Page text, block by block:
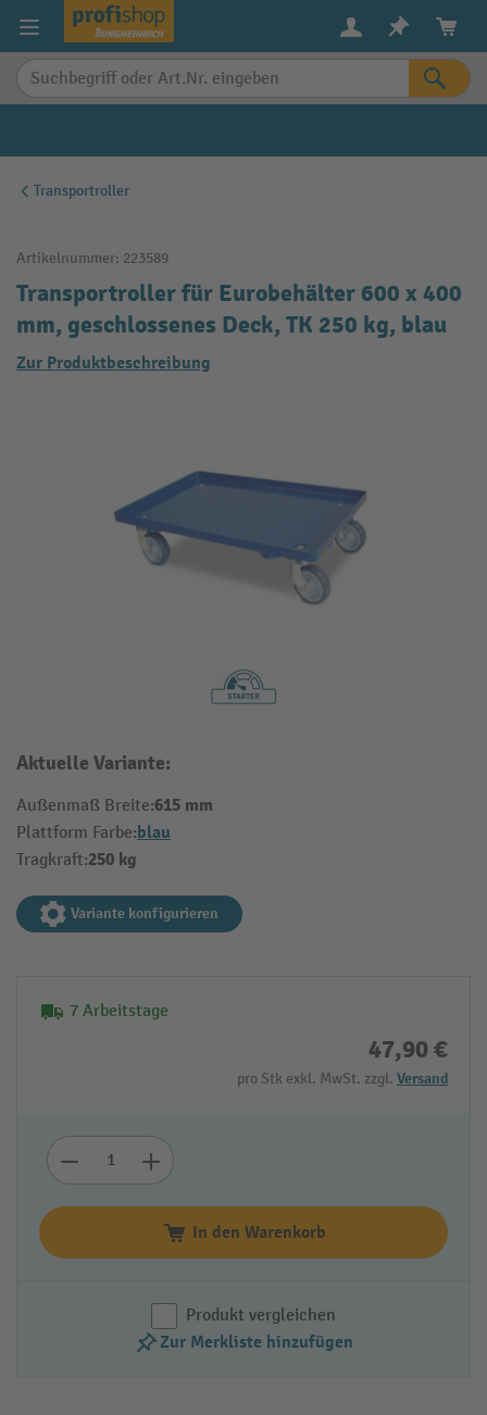
springen
Transportroller
Artikelnummer: 223589
Transportroller für Eurobehälter 600 x 400
mm, geschlossenes Deck, TK 250 kg, blau
Zur Produktbeschreibung
Aktuelle Variante:
Außenmaß Breite:615 mm
Plattform Farbe:blau
Tragkraft:250 kg
Variante konfigurieren
7 Arbeitstage
47,90 €
pro Stk exkl. MwSt. zzgl. Versand
In den Warenkorb
Produkt vergleichen
Zur Merkliste hinzufügen